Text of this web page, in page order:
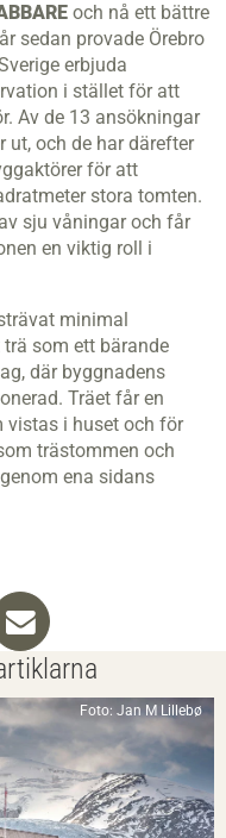
och nå ett bättre
sedan provade Örebro
erbjuda
i stället för att
Av de 13 ansökningar
ut, och de har därefter
för att
stora tomten.
sju våningar och får
en viktig roll i
minimal
som ett bärande
där byggnadens
Träet får en
vistas i huset och för
trästommen och
ena sidans
Foto: Jan M Lillebø